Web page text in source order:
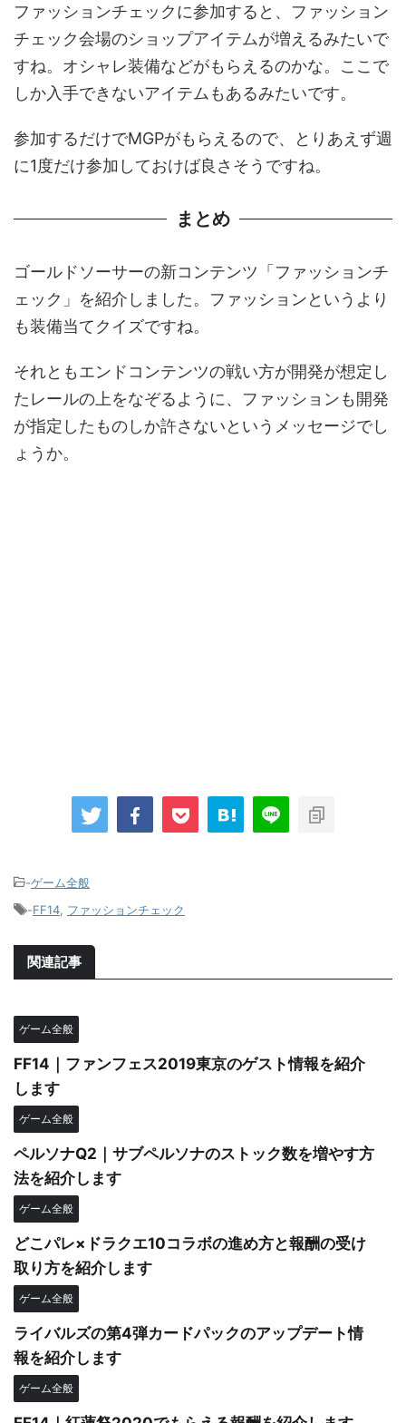
ファッションチェックに参加すると、ファッション
チェック会場のショップアイテムが増えるみたいで
すね。オシャレ装備などがもらえるのかな。ここで
しか入手できないアイテムもあるみたいです。
参加するだけでMGPがもらえるので、とりあえず週
に1度だけ参加しておけば良さそうですね。
まとめ
ゴールドソーサーの新コンテンツ「ファッションチ
ェック」を紹介しました。ファッションというより
も装備当てクイズですね。
それともエンドコンテンツの戦い方が開発が想定し
たレールの上をなぞるように、ファッションも開発
が指定したものしか許さないというメッセージでし
ょうか。
-ゲーム全般
-FF14 ファッションチェック
関連記事
ゲーム全般
FF14｜ファンフェス2019東京のゲスト情報を紹介
します
ゲーム全般
ペルソナQ2｜サブペルソナのストック数を増やす方
法を紹介します
ゲーム全般
どこパレ×ドラクエ10コラボの進め方と報酬の受け
取り方を紹介します
ゲーム全般
ライバルズの第4弾カードパックのアップデート情
報を紹介します
ゲーム全般